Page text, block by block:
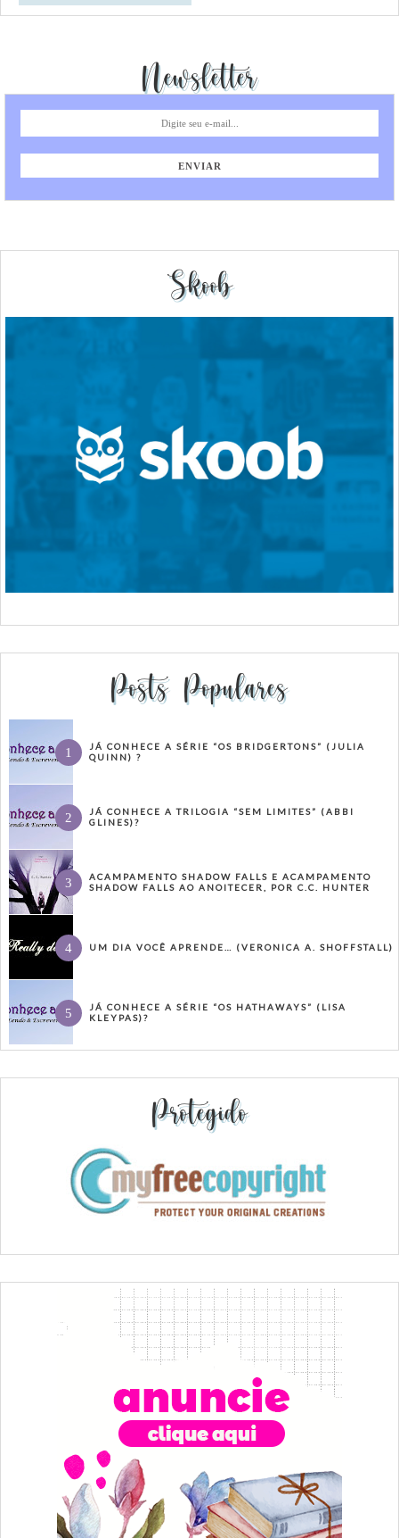
Newsletter
Skoob
Posts Populares
JÁ CONHECE A SÉRIE “OS BRIDGERTONS” (JULIA
QUINN) ?
JÁ CONHECE A TRILOGIA “SEM LIMITES” (ABBI
GLINES)?
ACAMPAMENTO SHADOW FALLS E ACAMPAMENTO
SHADOW FALLS AO ANOITECER, POR C.C. HUNTER
UM DIA VOCÊ APRENDE… (VERONICA A. SHOFFSTALL)
JÁ CONHECE A SÉRIE “OS HATHAWAYS” (LISA
KLEYPAS)?
Protegido